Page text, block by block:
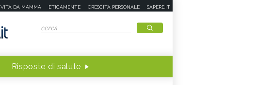
VITA DA MAMMA ETICAMENTE CRESCITA PERSONALE SAPERE.IT
Risposte di salute